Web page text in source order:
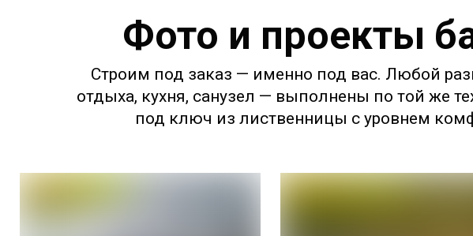
Фото и проекты
Строим под заказ — именно под вас. Любой
отдыха, кухня, санузел — выполнены по той же
под ключ из лиственницы с уровнем